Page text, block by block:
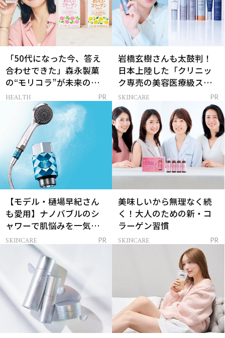
「50代になった今、答え
合わせできた」森永製菓
の“モリコラ”が未来のキ
レイを連れてくる！
HEALTH PR
岩橋玄樹さんも太鼓判！
日本上陸した「クリニッ
ク専売の美容医療級スキ
ンケア」
SKINCARE PR
【モデル・樋場早紀さん
も愛用】ナノバブルのシ
ャワーで肌悩みを一気に
解決
SKINCARE PR
美味しいから無理なく続
く！大人のための新・コ
ラーゲン習慣
SKINCARE PR